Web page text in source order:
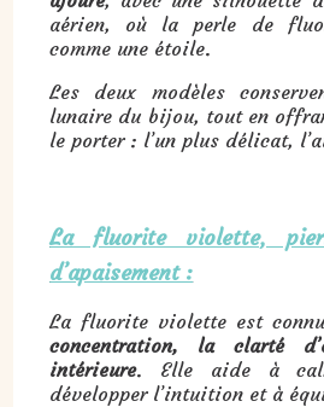
aérien, où la perle de
comme une étoile.
Les deux modèles
lunaire du bijou, tout en
le porter : l’un plus délicat,
La fluorite violette,
d’apaisement :
La fluorite violette est
concentration, la clarté
intérieure. Elle aide à
développer l’intuition et à